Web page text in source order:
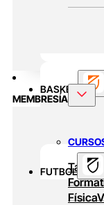
BASKET
Táctica
Física
MEMBRESÍA
FUTBOL